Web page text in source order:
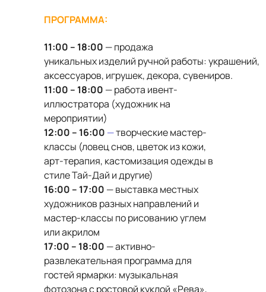
ПРОГРАММА:
11:00 – 18:00 — продажа
уникальных изделий ручной работы: украшений,
аксессуаров, игрушек, декора, сувениров.
11:00 – 18:00 — работа ивент-
иллюстратора (художник на
мероприятии)
12:00 – 16:00 —творческие мастер-
классы (ловец снов, цветок из кожи,
арт-терапия, кастомизация одежды в
стиле Тай-Дай и другие)
16:00 – 17:00 — выставка местных
художников разных направлений и
мастер-классы по рисованию углем
или акрилом
17:00 – 18:00 — активно-
развлекательная программа для
гостей ярмарки: музыкальная
фотозона с ростовой куклой «Рева»,